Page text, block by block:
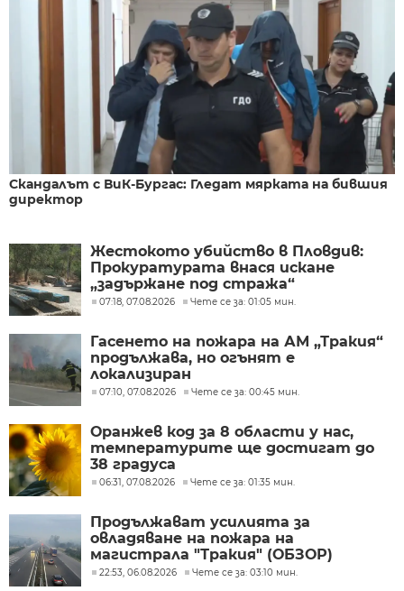
Скандалът с ВиК-Бургас: Гледат мярката на бившия
директор
Жестокото убийство в Пловдив:
Прокуратурата внася искане
„задържане под стража“
07:18, 07.08.2026 Чете се за: 01:05 мин.
Гасенето на пожара на АМ „Тракия“
продължава, но огънят е
локализиран
07:10, 07.08.2026 Чете се за: 00:45 мин.
Оранжев код за 8 области у нас,
температурите ще достигат до
38 градуса
06:31, 07.08.2026 Чете се за: 01:35 мин.
Продължават усилията за
овладяване на пожара на
магистрала "Тракия" (ОБЗОР)
22:53, 06.08.2026 Чете се за: 03:10 мин.